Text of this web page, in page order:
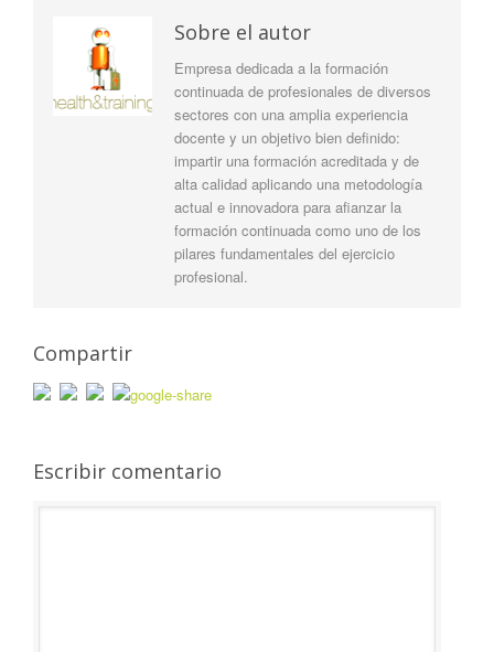
Sobre el autor
Empresa dedicada a la formación
continuada de profesionales de diversos
sectores con una amplia experiencia
docente y un objetivo bien definido:
impartir una formación acreditada y de
alta calidad aplicando una metodología
actual e innovadora para afianzar la
formación continuada como uno de los
pilares fundamentales del ejercicio
profesional.
Compartir
Escribir comentario